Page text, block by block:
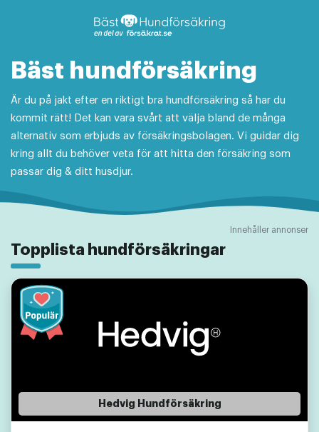
Bäst hundförsäkring
Är du på jakt efter en riktigt bra hundförsäkring så har du
kommit rätt! Det kan vara svårt att välja bland de många
alternativ som erbjuds av försäkringsbolagen. Vi guidar dig
kring allt du behöver veta för att hitta den försäkring som
passar dig & ditt husdjur.
Innehåller annonser
Topplista hundförsäkringar
Hedvig Hundförsäkring